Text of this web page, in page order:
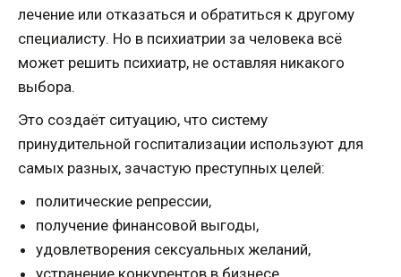
лечение или отказаться и обратиться к другому
специалисту. Но в психиатрии за человека всё
может решить психиатр, не оставляя никакого
выбора.
Это создаёт ситуацию, что систему
принудительной госпитализации используют для
самых разных, зачастую преступных целей:
политические репрессии,
получение финансовой выгоды,
удовлетворения сексуальных желаний,
устранение конкурентов в бизнесе,